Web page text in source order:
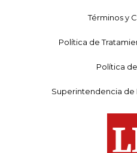
Términos y
Política de
Política
Superintendencia de